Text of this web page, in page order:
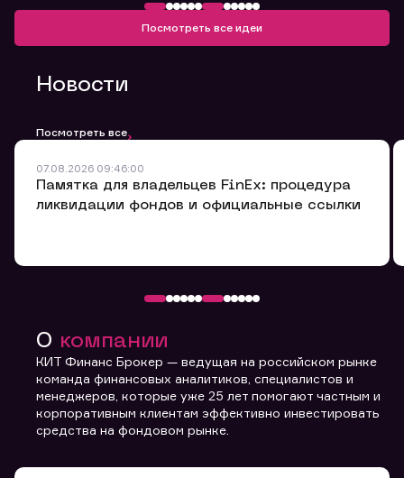
Посмотреть все идеи
Новости
Посмотреть все
07.08.2026 09:46:00
Памятка для владельцев FinEx: процедура
ликвидации фондов и официальные ссылки
О компании
КИТ Финанс Брокер — ведущая на российском рынке
команда финансовых аналитиков, специалистов и
менеджеров, которые уже 25 лет помогают частным и
корпоративным клиентам эффективно инвестировать
средства на фондовом рынке.
Вы можете добавить файл формата doc, xls, pdf, txt,
не превышающий размера 5мб
согласие сполитикой
конфиденциальности и
правилами